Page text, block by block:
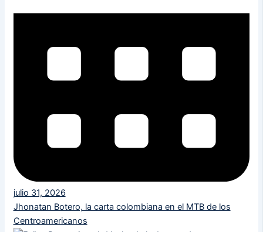
julio 31, 2026
Jhonatan Botero, la carta colombiana en el MTB de los
Centroamericanos